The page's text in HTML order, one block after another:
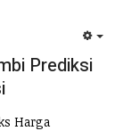
Prediksi
Harga